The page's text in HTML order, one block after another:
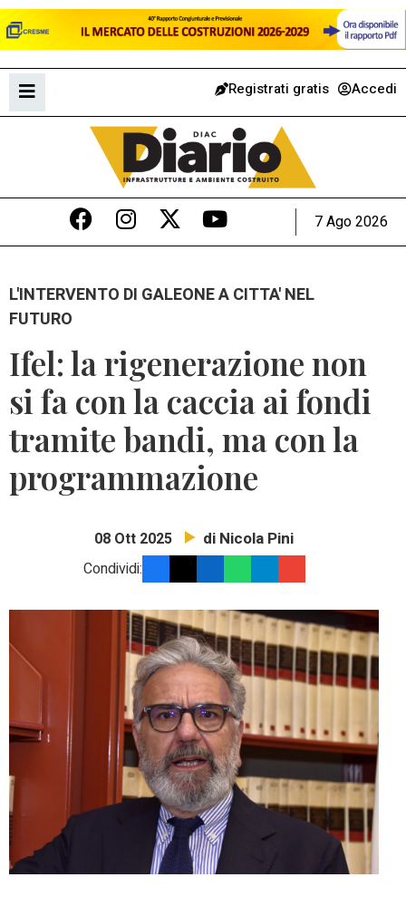
Registrati gratis Accedi
7 Ago 2026
L'INTERVENTO DI GALEONE A CITTA' NEL
FUTURO
Ifel: la rigenerazione non
si fa con la caccia ai fondi
tramite bandi, ma con la
programmazione
08 Ott 2025 di Nicola Pini
Condividi: